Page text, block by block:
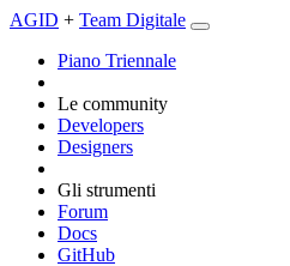
AGID + Team Digitale
Piano Triennale
Le community
Developers
Designers
Gli strumenti
Forum
Docs
GitHub